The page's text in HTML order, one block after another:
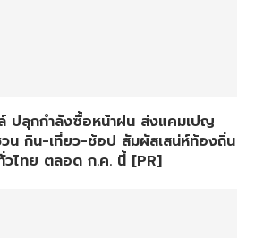
ปลุกกำลังซื้อหน้าฝน ส่งแคมเปญ
น กิน-เที่ยว-ช้อป สัมผัสเสน่ห์ท้องถิ่น
วไทย ตลอด ก.ค. นี้ [PR]